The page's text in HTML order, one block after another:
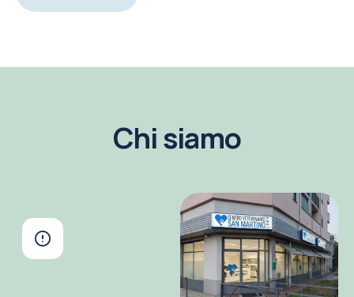
Chi siamo